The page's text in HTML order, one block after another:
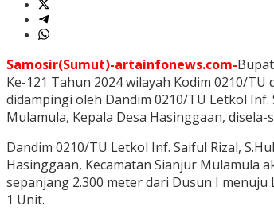
Samosir(Sumut)-artainfonews.com-
Ke-121 Tahun 2024 wilayah Kodim 0210/
didampingi oleh Dandim 0210/TU Letkol Inf.
Mulamula, Kepala Desa Hasinggaan,
Dandim 0210/TU Letkol Inf. Saiful Rizal,
Hasinggaan, Kecamatan Sianjur Mulamula
sepanjang 2.300 meter dari Dusun I
1 Unit.